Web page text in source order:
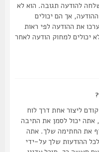
תגובה. הוא לא
אך הם יכולים
ההודעה לפי ראות
למחוק הודעה לאחר
אחת דרך לוח
לסמן את התיבה
החתימה שלך. אתה
שלך על-ידי